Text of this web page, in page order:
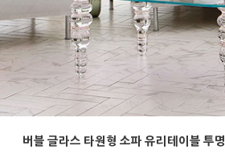
버블 글라스 타원형 소파 유리테이블 투명